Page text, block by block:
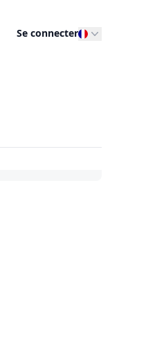
Se connecter